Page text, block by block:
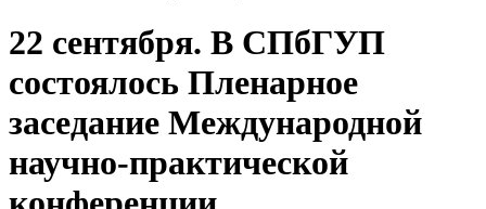
22 сентября. В СПбГУП
состоялось Пленарное
заседание Международной
научно-практической